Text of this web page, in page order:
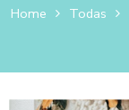
Home Todas